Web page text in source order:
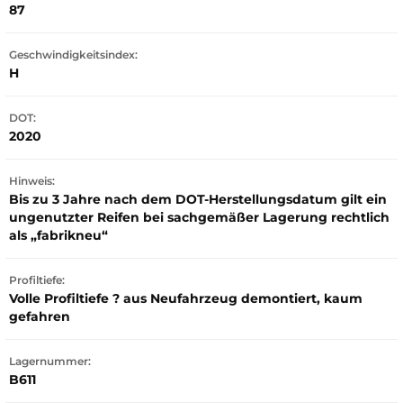
87
Geschwindigkeitsindex:
H
DOT:
2020
Hinweis:
Bis zu 3 Jahre nach dem DOT-Herstellungsdatum gilt ein
ungenutzter Reifen bei sachgemäßer Lagerung rechtlich
als „fabrikneu“
Profiltiefe:
Volle Profiltiefe ? aus Neufahrzeug demontiert, kaum
gefahren
Lagernummer:
B611